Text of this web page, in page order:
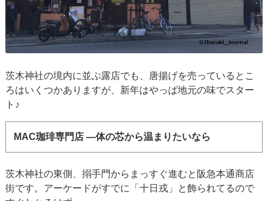
茨木神社の境内に並ぶ露店でも、唐揚げを売っているとこ
ろはいくつかありますが、新年はやっぱ地元の味でスター
ト♪
MAC珈琲専門店 ―体の芯から温まりたいなら
茨木神社の東側、搦手門からまっすぐ進むと阪急本通商店
街です。アーケードがすでに「十日戎」と飾られてるので